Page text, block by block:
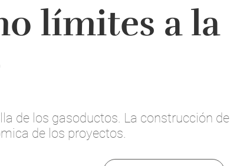
límites a la
de los gasoductos. La construcción de
de los proyectos.